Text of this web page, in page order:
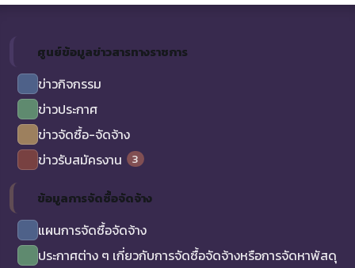
ศูนย์ข้อมูลข่าวสารทางราชการ
ข่าวกิจกรรม
ข่าวประกาศ
ข่าวจัดซื้อ-จัดจ้าง
ข่าวรับสมัครงาน
3
ข้อมูลการจัดซื้อจัดจ้าง
แผนการจัดซื้อจัดจ้าง
ประกาศต่าง ๆ เกี่ยวกับการจัดซื้อจัดจ้างหรือการจัดหาพัสดุ